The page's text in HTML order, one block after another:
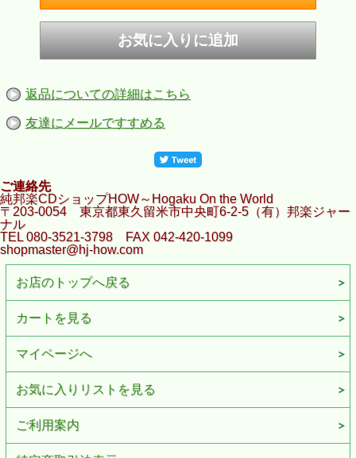
返品についての詳細はこちら
友達にメールですすめる
ご連絡先
純邦楽CDショップHOW～Hogaku On the World
〒203-0054 東京都東久留米市中央町6-2-5（有）邦楽ジャー
ナル
TEL 080-3521-3798 FAX 042-420-1099
shopmaster@hj-how.com
お店のトップへ戻る
カートを見る
マイページへ
お気に入りリストを見る
ご利用案内